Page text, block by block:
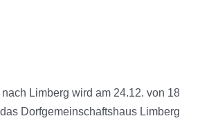
Limberg wird am 24.12. von 18
Dorfgemeinschaftshaus Limberg